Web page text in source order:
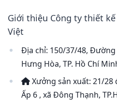
Giới thiệu Công ty thiết
Việt
Địa chỉ: 150/37/48,
Hưng Hòa, TP. Hồ Chí
Xưởng sản xuất: 21/28
Ấp 6 , xã Đông Thạnh,